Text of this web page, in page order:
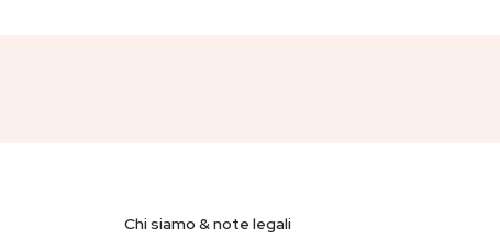
Chi siamo & note legali